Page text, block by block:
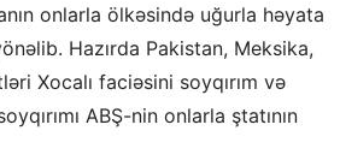
onlarla ölkəsində uğurla həyata
Hazırda Pakistan, Meksika,
Xocalı faciəsini soyqırım və
ABŞ-nin onlarla ştatının